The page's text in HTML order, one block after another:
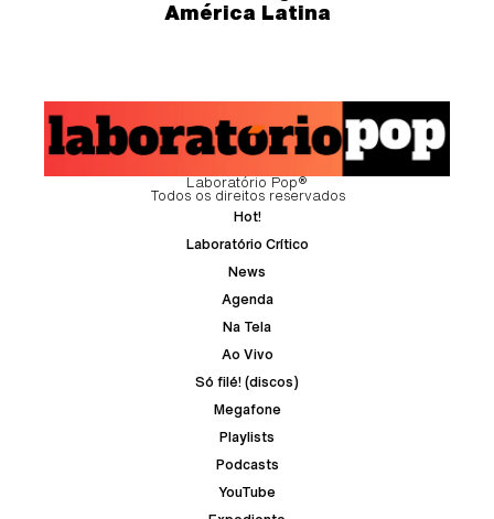
América Latina
Laboratório Pop®
Todos os direitos reservados
Hot!
Laboratório Crítico
News
Agenda
Na Tela
Ao Vivo
Só filé! (discos)
Megafone
Playlists
Podcasts
YouTube